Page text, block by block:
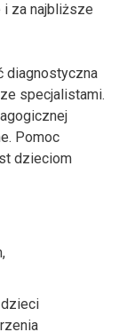
za najbliższe
diagnostyczna
specjalistami.
Pomoc
dzieciom